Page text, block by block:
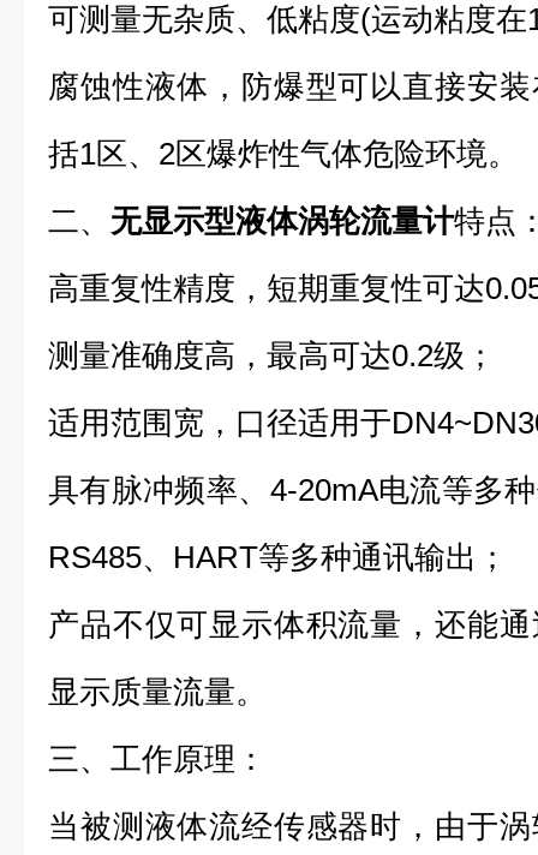
可测量无杂质、低粘度(运动粘度
腐蚀性液体，防爆型可以直接安
括1区、2区爆炸性气体危险环境。
二、 无显示型液体涡轮流量计特点
高重复性精度，短期重复性可达
测量准确度高，最高可达0.2级；
适用范围宽，口径适用于
具有脉冲频率、4-20mA电流等多
RS485、HART等多种通讯输出；
产品不仅可显⽰体积流量，还能
显⽰质量流量。
三、工作原理：
当被测液体流经传感器时，由于